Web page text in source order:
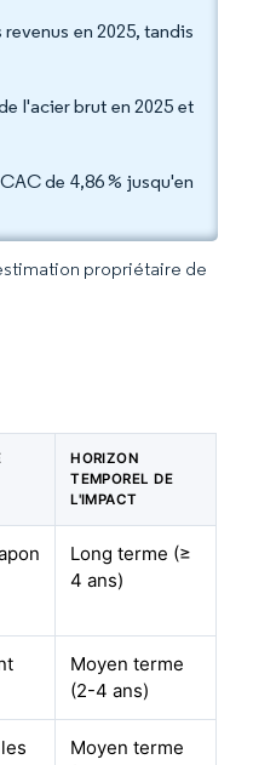
en 2025, tandis
l'acier brut en 2025 et
de 4,86 % jusqu'en
propriétaire de
HORIZON
TEMPOREL DE
L'IMPACT
Long terme (≥
4 ans)
Moyen terme
(2-4 ans)
Moyen terme